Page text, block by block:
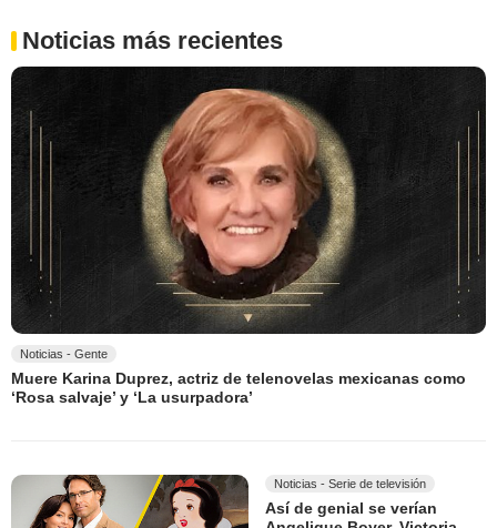
Noticias más recientes
Noticias - Gente
Muere Karina Duprez, actriz de telenovelas mexicanas como
‘Rosa salvaje’ y ‘La usurpadora’
Noticias - Serie de televisión
Así de genial se verían